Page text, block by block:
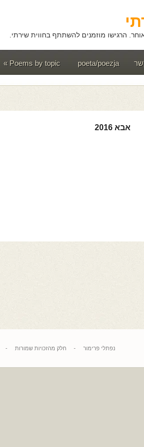
הרגישו מוזמנים להשתתף בחווית שירתי.
poeta/poezja
Poems by topic
»
אבא 2016
נפתלי פרימור -חלק מהזכויות שמורות -